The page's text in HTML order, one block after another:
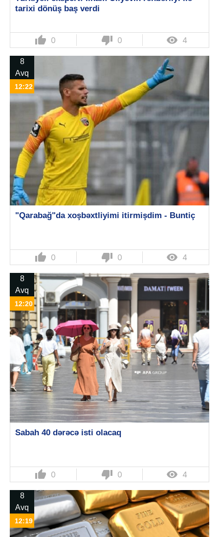
tarixi dönüş baş verdi
thumb_up 0 thumb_down 0  4
8
Avq
12:22
"Qarabağ"da xoşbəxtliyimi itirmişdim - Buntiç
thumb_up 0 thumb_down 0  4
8
Avq
12:20
Sabah 40 dərəcə isti olacaq
thumb_up 0 thumb_down 0  4
8
Avq
12:19